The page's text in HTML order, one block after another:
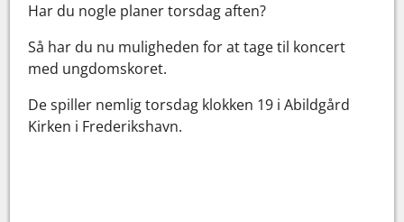
Har du nogle planer torsdag aften?
Så har du nu muligheden for at tage til koncert
med ungdomskoret.
De spiller nemlig torsdag klokken 19 i Abildgård
Kirken i Frederikshavn.